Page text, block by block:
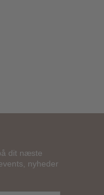
dit næste
nyheder